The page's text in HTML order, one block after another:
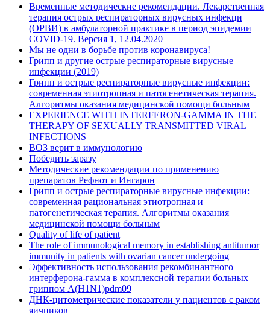
Временные методические рекомендации. Лекарственная
терапия острых респираторных вирусных инфекци
(ОРВИ) в амбулаторной практике в период эпидемии
COVID-19. Версия 1, 12.04.2020
Мы не одни в борьбе против коронавируса!
Грипп и другие острые респираторные вирусные
инфекции (2019)
Грипп и острые респираторные вирусные инфекции:
современная этиотропная и патогенетическая терапия.
Алгоритмы оказания медицинской помощи больным
EXPERIENCE WITH INTERFERON-GAMMA IN THE
THERAPY OF SEXUALLY TRANSMITTED VIRAL
INFECTIONS
ВОЗ верит в иммунологию
Победить заразу
Методические рекомендации по применению
препаратов Рефнот и Ингарон
Грипп и острые респираторные вирусные инфекции:
современная рациональная этиотропная и
патогенетическая терапия. Алгоритмы оказания
медицинской помощи больным
Quality of life of patient
The role of immunological memory in establishing antitumor
immunity in patients with ovarian cancer undergoing
Эффективность использования рекомбинантного
интерферона-гамма в комплексной терапии больных
гриппом А(H1N1)pdm09
ДНК-цитометрические показатели у пациентов с раком
яичников